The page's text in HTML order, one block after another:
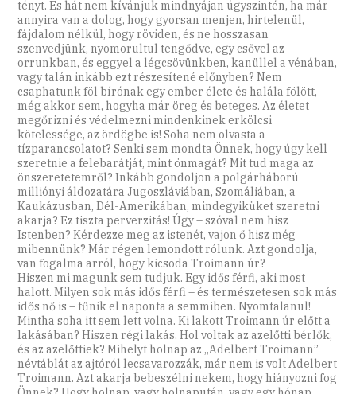
tényt. És hát nem kívánjuk mindnyájan úgyszintén, ha már
annyira van a dolog, hogy gyorsan menjen, hirtelenül,
fájdalom nélkül, hogy röviden, és ne hosszasan
szenvedjünk, nyomorultul tengődve, egy csővel az
orrunkban, és eggyel a légcsövünkben, kanüllel a vénában,
vagy talán inkább ezt részesítené előnyben? Nem
csaphatunk föl bírónak egy ember élete és halála fölött,
még akkor sem, hogyha már öreg és beteges. Az életet
megőrizni és védelmezni mindenkinek erkölcsi
kötelessége, az ördögbe is! Soha nem olvasta a
tízparancsolatot? Senki sem mondta Önnek, hogy úgy kell
szeretnie a felebarátját, mint önmagát? Mit tud maga az
önszeretetemről? Inkább gondoljon a polgárháború
milliónyi áldozatára Jugoszláviában, Szomáliában, a
Kaukázusban, Dél-Amerikában, mindegyiküket szeretni
akarja? Ez tiszta perverzitás! Úgy – szóval nem hisz
Istenben? Kérdezze meg az istenét, vajon ő hisz még
mibennünk? Már régen lemondott rólunk. Azt gondolja,
van fogalma arról, hogy kicsoda Troimann úr?
Hiszen mi magunk sem tudjuk. Egy idős férfi, aki most
halott. Milyen sok más idős férfi – és természetesen sok más
idős nő is – tűnik el naponta a semmiben. Nyomtalanul!
Mintha soha itt sem lett volna. Ki lakott Troimann úr előtt a
lakásában? Hiszen régi lakás. Hol voltak az azelőtti bérlők,
és az azelőttiek? Mihelyt holnap az „Adelbert Troimann”
névtáblát az ajtóról lecsavarozzák, már nem is volt Adelbert
Troimann. Azt akarja bebeszélni nekem, hogy hiányozni fog